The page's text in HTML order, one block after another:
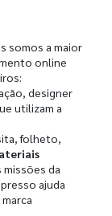
somos a maior
online
designer
utilizam a
folheto,
da
ajuda